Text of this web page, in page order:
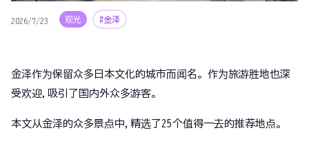
2026/7/23 观光 #金泽
金泽作为保留众多日本文化的城市而闻名。作为旅游胜地也深
受欢迎,吸引了国内外众多游客。
本文从金泽的众多景点中,精选了25个值得一去的推荐地点。